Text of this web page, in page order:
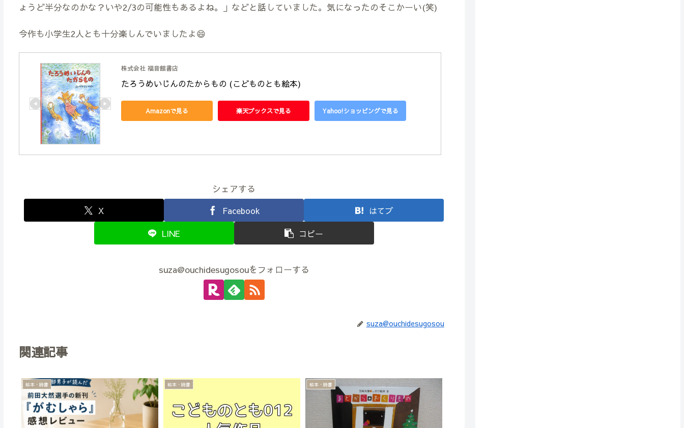
ょうど半分なのかな？いや2/3の可能性もあるよね。」などと話していました。気になったのそこかーい(笑)
今作も小学生2人とも十分楽しんでいましたよ😄
株式会社 福音館書店
たろうめいじんのたからもの (こどものとも絵本)
Amazonで見る 楽天ブックスで見る Yahoo!ショッピングで見る
シェアする
X Facebook はてブ
LINE コピー
suza@ouchidesugosouをフォローする
suza@ouchidesugosou
関連記事
絵本・読書 絵本・読書 絵本・読書